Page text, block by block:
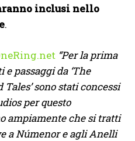
inclusi nello
.
“Per la prima
passaggi da ‘The
sono stati concessi
per questo
ampiamente che si tratti
a Númenor e agli Anelli